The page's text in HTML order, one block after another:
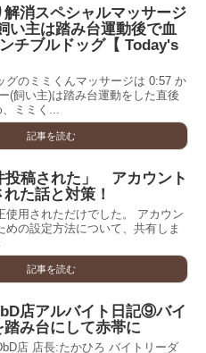
消スペシャルマッサージ
い主は踏み台運動後で血
チブルドッグ【 Today's
グのミミくんマッサージは 0:57 か
(飼い主)は踏み台運動をした直後
ミミく...
記事を読む
投稿された」 アカウント
た話と対策！
使用されただけでした。 アカウン
めの設定方法について、共有しま
記事を読む
店アルバイト日記⑨バイ
踏み台にして赤帯に
店 店長:たかひろ バイトリーダ